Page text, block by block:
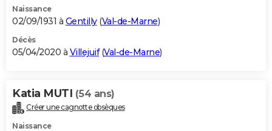
Naissance
02/09/1931 à Gentilly(Val-de-Marne)
Décès
05/04/2020 à Villejuif(Val-de-Marne)
Katia MUTI (54 ans)
Créer une cagnotte obsèques
Naissance